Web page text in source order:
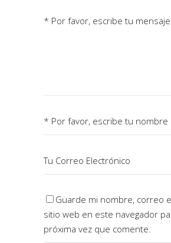
Guarde mi nombre, correo
sitio web en este navegador
próxima vez que comente.